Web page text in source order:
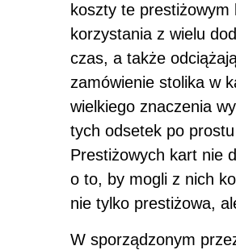
koszty te
korzystania z wielu
czas, a także
zamówienie stolika w
wielkiego znaczenia
tych odsetek po
Prestiżowych kart nie
o to, by mogli z nich
nie tylko prestiżowa,
W sporządzonym